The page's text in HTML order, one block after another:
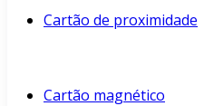
Cartão de proximidade
Cartão magnético